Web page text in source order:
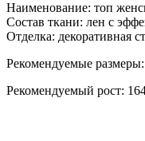
Наименование: топ
Состав ткани: лен с
Отделка: декоративная
Рекомендуемые
Рекомендуемый рост: